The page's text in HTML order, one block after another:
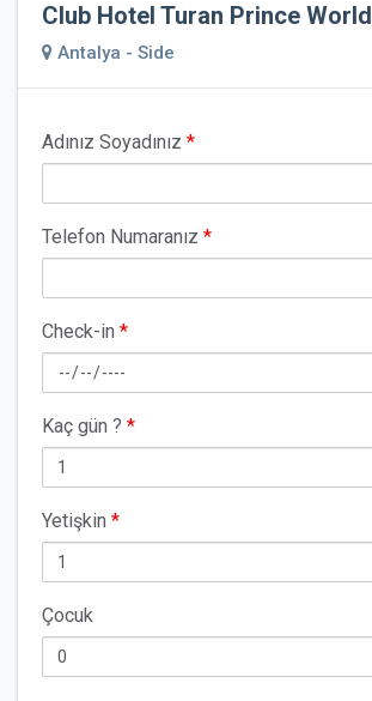
Club Hotel Turan Prince World
Antalya - Side
Adınız Soyadınız *
Telefon Numaranız *
Check-in *
Kaç gün ? *
Yetişkin *
Çocuk